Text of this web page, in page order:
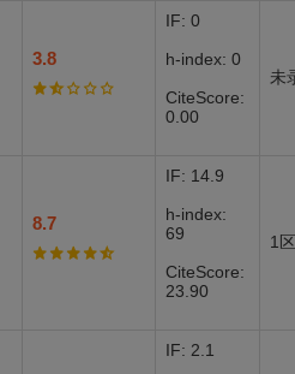
3.8
IF: 0
h-index: 0
CiteScore:
0.00
未
8.7
IF: 14.9
h-index:
69
CiteScore:
23.90
1区
IF: 2.1